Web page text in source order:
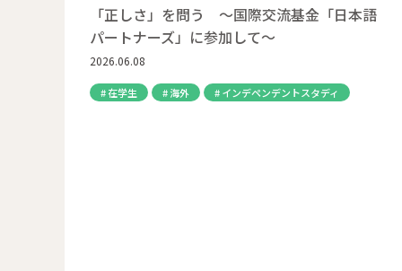
「正しさ」を問う ～国際交流基金「日本語
パートナーズ」に参加して～
2026.06.08
在学生 海外 インデペンデントスタディ